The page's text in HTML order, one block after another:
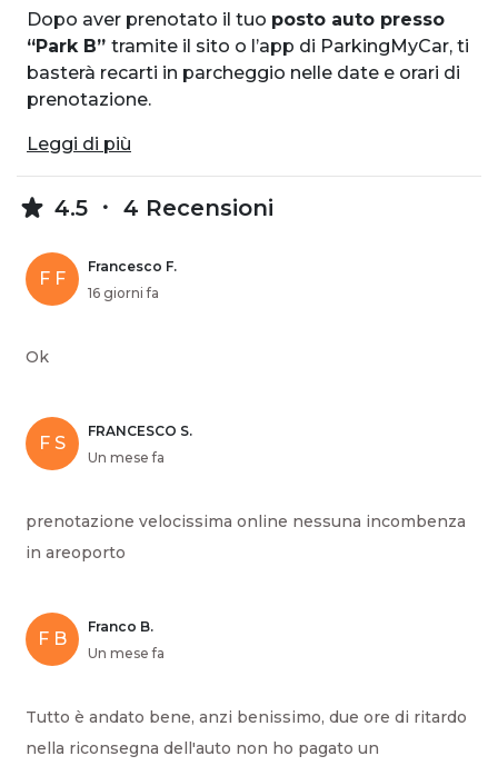
Dopo aver prenotato il tuo posto auto presso
“Park B” tramite il sito o l’app di ParkingMyCar, ti
basterà recarti in parcheggio nelle date e orari di
prenotazione.
Leggi di più
4.5 4 Recensioni
F F
Francesco F.
16 giorni fa
Ok
F S
FRANCESCO S.
Un mese fa
prenotazione velocissima online nessuna incombenza
in areoporto
F B
Franco B.
Un mese fa
Tutto è andato bene, anzi benissimo, due ore di ritardo
nella riconsegna dell'auto non ho pagato un